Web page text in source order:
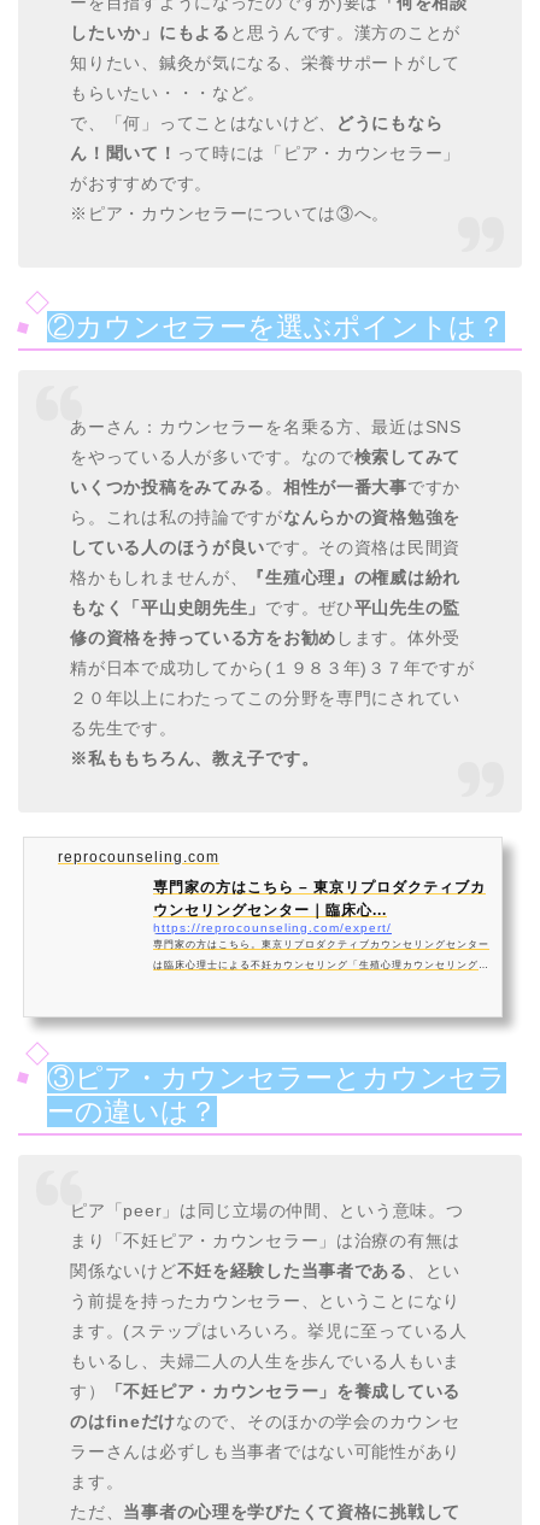
したいか」にもよる と思うんです。漢方のことが
知りたい、鍼灸が気になる、栄養サポートがして
もらいたい・・・など。
で、「何」ってことはないけど、
どうにもなら
ん！聞いて！ って時には「ピア・カウンセラー」
がおすすめです。
※ピア・カウンセラーについては③へ。
②カウンセラーを選ぶポイントは？
あーさん：カウンセラーを名乗る方、最近はSNS
をやっている人が多いです。なので検索してみて
いくつか投稿をみてみる 。 相性が一番大事ですか
ら。これは私の持論ですがなんらかの資格勉強を
している人のほうが良いです。その資格は民間資
格かもしれませんが、
『生殖心理』の権威は紛れ
もなく「平山史朗先生」 です。ぜひ平山先生の監
修の資格を持っている方をお勧め します。体外受
精が日本で成功してから(１９８３年)３７年ですが
２０年以上にわたってこの分野を専門にされてい
る先生です。
※私ももちろん、教え子です。
reprocounseling.com
専門家の方はこちら – 東京リプロダクティブカ
ウンセリングセンター｜臨床心...
https://reprocounseling.com/expert/
専門家の方はこちら。東京リプロダクティブカウンセリングセンター
は臨床心理士による不妊カウンセリング「生殖心理カウンセリング」
す。
③ピア・カウンセラーとカウンセラ
ーの違いは？
ピア「peer」は同じ立場の仲間、という意味。つ
まり「不妊ピア・カウンセラー」は治療の有無は
関係ないけど不妊を経験した当事者である
、とい
う前提を持ったカウンセラー、ということになり
ます。(ステップはいろいろ。挙児に至っている人
もいるし、夫婦二人の人生を歩んでいる人もいま
す）
「不妊ピア・カウンセラー」を養成している
のはfineだけなので、そのほかの学会のカウンセ
ラーさんは必ずしも当事者ではない可能性があり
ます。
ただ、 当事者の心理を学びたくて資格に挑戦して